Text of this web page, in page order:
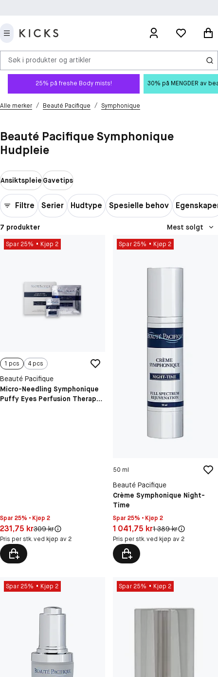
Søk i produkter og artikler
25% på freshe Body mists! 30% på MENGDER av
Alle merker / Beauté Pacifique / Symphonique
Beauté Pacifique Symphonique
Hudpleie
AnsiktspleieGavetips
Filtre Serier Hudtype Spesielle behov
7 produkter Mest solgt
Spar 25% Kjøp 2
1 pcs 4 pcs
Beauté Pacifique
Micro-Needling Symphonique
Puffy Eyes Perfusion Therapy
Spar 25% • Kjøp 2
Pris: 231,75 kr
231,75 krOriginal pris:
309 kr
Pris per stk. ved kjøp av 2
Spar 25% Kjøp 2
50 ml
Beauté Pacifique
Crème Symphonique Night-
Time
Spar 25% • Kjøp 2
Pris: 1 041,75 kr
1 041,75 krOriginal pris:
1 389 kr
Pris per stk. ved kjøp av 2
Spar 25% Kjøp 2 Spar 25% Kjøp 2